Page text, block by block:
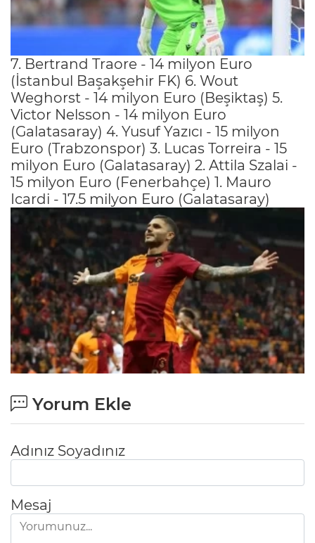
7. Bertrand Traore - 14 milyon Euro
(İstanbul Başakşehir FK) 6. Wout
Weghorst - 14 milyon Euro (Beşiktaş) 5.
Victor Nelsson - 14 milyon Euro
(Galatasaray) 4. Yusuf Yazıcı - 15 milyon
Euro (Trabzonspor) 3. Lucas Torreira - 15
milyon Euro (Galatasaray) 2. Attila Szalai -
15 milyon Euro (Fenerbahçe) 1. Mauro
Icardi - 17.5 milyon Euro (Galatasaray)
Yorum Ekle
Adınız Soyadınız
Mesaj